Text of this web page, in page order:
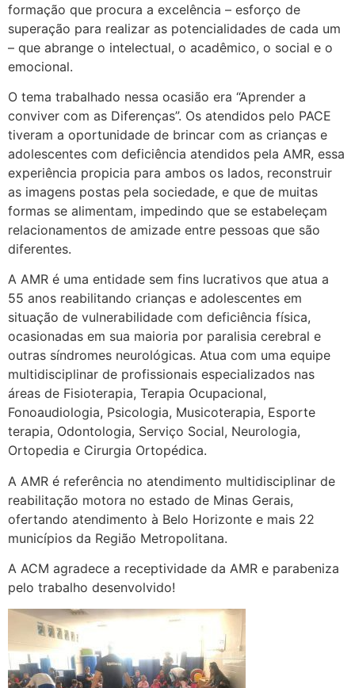
formação que procura a excelência – esforço de
superação para realizar as potencialidades de cada um
– que abrange o intelectual, o acadêmico, o social e o
emocional.
O tema trabalhado nessa ocasião era “Aprender a
conviver com as Diferenças”. Os atendidos pelo PACE
tiveram a oportunidade de brincar com as crianças e
adolescentes com deficiência atendidos pela AMR, essa
experiência propicia para ambos os lados, reconstruir
as imagens postas pela sociedade, e que de muitas
formas se alimentam, impedindo que se estabeleçam
relacionamentos de amizade entre pessoas que são
diferentes.
A AMR é uma entidade sem fins lucrativos que atua a
55 anos reabilitando crianças e adolescentes em
situação de vulnerabilidade com deficiência física,
ocasionadas em sua maioria por paralisia cerebral e
outras síndromes neurológicas. Atua com uma equipe
multidisciplinar de profissionais especializados nas
áreas de Fisioterapia, Terapia Ocupacional,
Fonoaudiologia, Psicologia, Musicoterapia, Esporte
terapia, Odontologia, Serviço Social, Neurologia,
Ortopedia e Cirurgia Ortopédica.
A AMR é referência no atendimento multidisciplinar de
reabilitação motora no estado de Minas Gerais,
ofertando atendimento à Belo Horizonte e mais 22
municípios da Região Metropolitana.
A ACM agradece a receptividade da AMR e parabeniza
pelo trabalho desenvolvido!